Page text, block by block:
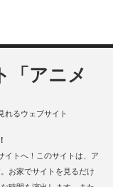
「アニメ
れるウェブサイト
イトへ！このサイトは、ア
お家でサイトを見るだけ